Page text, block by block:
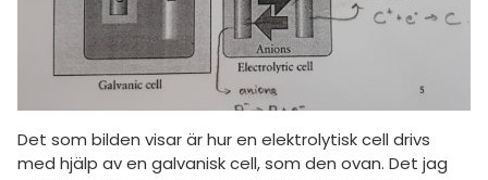
Det som bilden visar är hur en elektrolytisk cell drivs
med hjälp av en galvanisk cell, som den ovan. Det jag